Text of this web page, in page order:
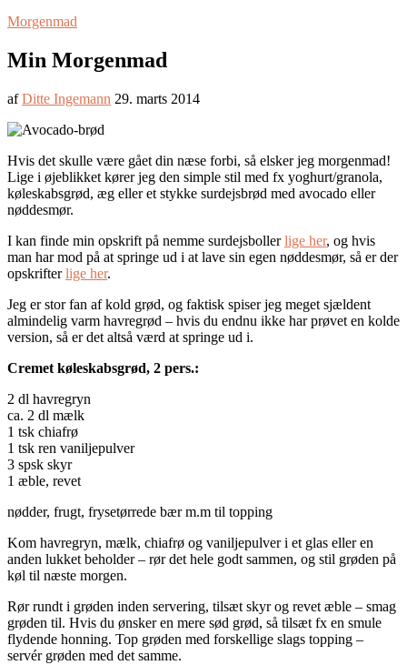
Morgenmad
Min Morgenmad
afDitte Ingemann 29. marts 2014
Hvis det skulle være gået din næse forbi, så elsker jeg morgenmad!
Lige i øjeblikket kører jeg den simple stil med fx yoghurt/granola,
køleskabsgrød, æg eller et stykke surdejsbrød med avocado eller
nøddesmør.
I kan finde min opskrift på nemme surdejsbollerlige her, og hvis
man har mod på at springe ud i at lave sin egen nøddesmør, så er der
opskrifterlige her.
Jeg er stor fan af kold grød, og faktisk spiser jeg meget sjældent
almindelig varm havregrød – hvis du endnu ikke har prøvet en kolde
version, så er det altså værd at springe ud i.
Cremet køleskabsgrød, 2 pers.:
2 dl havregryn
ca. 2 dl mælk
1 tsk chiafrø
1 tsk ren vaniljepulver
3 spsk skyr
1 æble, revet
nødder, frugt, frysetørrede bær m.m til topping
Kom havregryn, mælk, chiafrø og vaniljepulver i et glas eller en
anden lukket beholder – rør det hele godt sammen, og stil grøden på
køl til næste morgen.
Rør rundt i grøden inden servering, tilsæt skyr og revet æble – smag
grøden til. Hvis du ønsker en mere sød grød, så tilsæt fx en smule
flydende honning. Top grøden med forskellige slags topping –
servér grøden med det samme.